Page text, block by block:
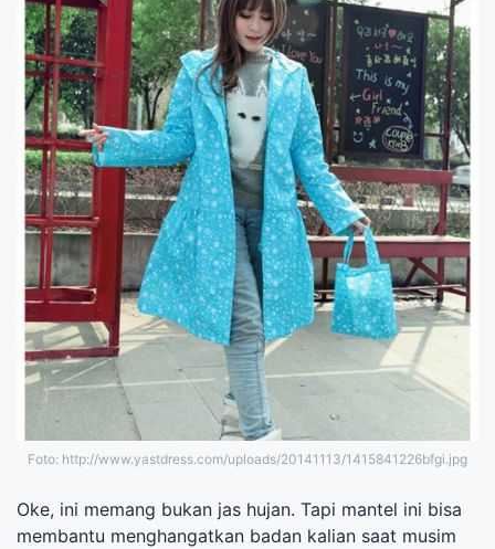
Foto: http://www.yastdress.com/uploads/20141113/1415841226bfgi.jpg
Oke, ini memang bukan jas hujan. Tapi mantel ini bisa
membantu menghangatkan badan kalian saat musim